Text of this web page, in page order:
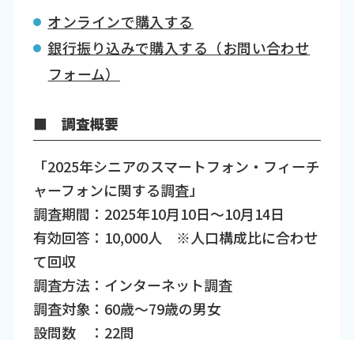
オンラインで購入する
銀行振り込みで購入する（お問い合わせ
フォーム）
■ 調査概要
「2025年シニアのスマートフォン・フィーチ
ャーフォンに関する調査」
調査期間：2025年10月10日～10月14日
有効回答：10,000人 ※人口構成比に合わせ
て回収
調査方法：インターネット調査
調査対象：60歳～79歳の男女
設問数 ：22問